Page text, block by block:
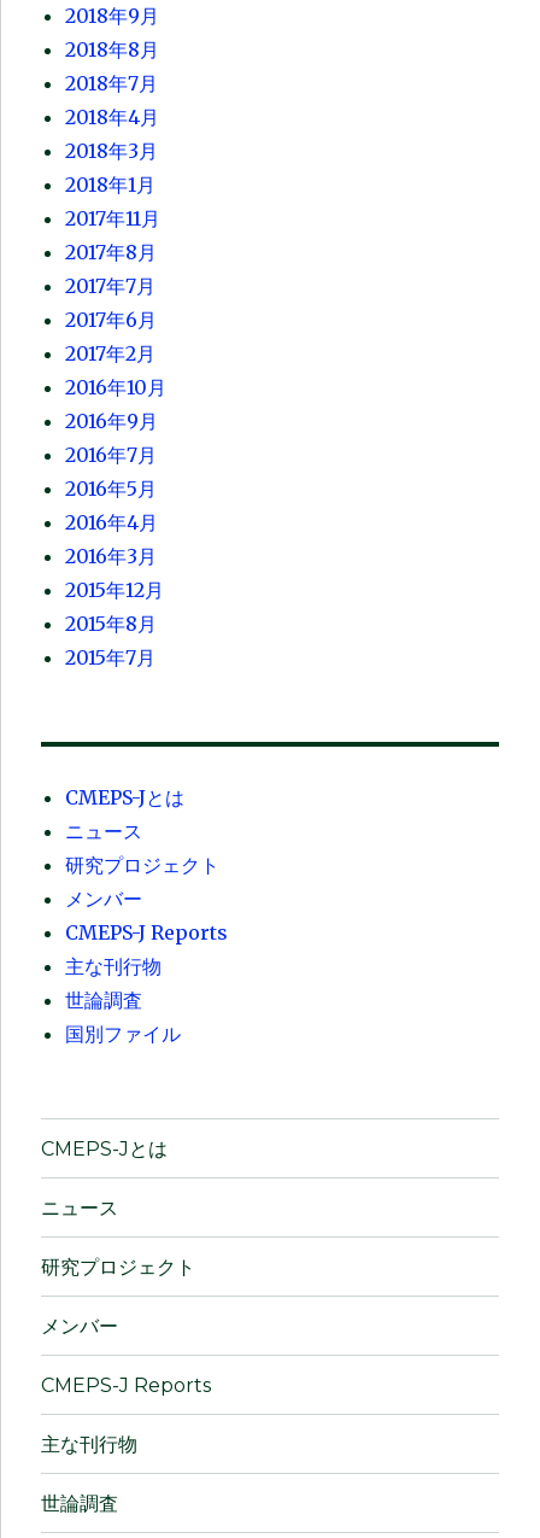
2018年9月
2018年8月
2018年7月
2018年4月
2018年3月
2018年1月
2017年11月
2017年8月
2017年7月
2017年6月
2017年2月
2016年10月
2016年9月
2016年7月
2016年5月
2016年4月
2016年3月
2015年12月
2015年8月
2015年7月
CMEPS-Jとは
ニュース
研究プロジェクト
メンバー
CMEPS-J Reports
主な刊行物
世論調査
国別ファイル
CMEPS-Jとは
ニュース
研究プロジェクト
メンバー
CMEPS-J Reports
主な刊行物
世論調査